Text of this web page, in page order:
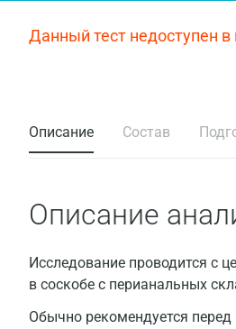
Данный тест недоступен
Описание Состав
Описание
Исследование проводится с
в соскобе с перианальных
Обычно рекомендуется